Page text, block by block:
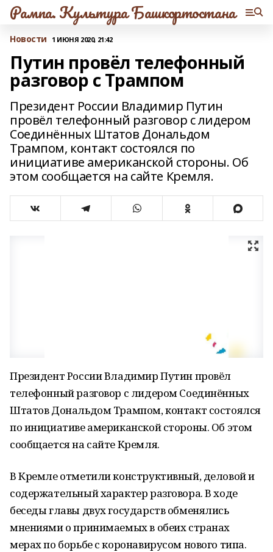
Рампа. Культура Башкортостана
Новости 1 ИЮНЯ 2020, 21:42
Путин провёл телефонный
разговор с Трампом
Президент России Владимир Путин
провёл телефонный разговор с лидером
Соединённых Штатов Дональдом
Трампом, контакт состоялся по
инициативе американской стороны. Об
этом сообщается на сайте Кремля.
Президент России Владимир Путин провёл
телефонный разговор с лидером Соединённых
Штатов Дональдом Трампом, контакт состоялся
по инициативе американской стороны. Об этом
сообщается на сайте Кремля.
В Кремле отметили конструктивный, деловой и
содержательный характер разговора. В ходе
беседы главы двух государств обменялись
мнениями о принимаемых в обеих странах
мерах по борьбе с коронавирусом нового типа.